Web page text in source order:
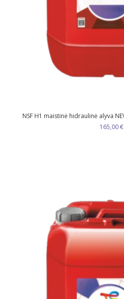
NSF H1 maistinė hidraulinė alyva
165,00€